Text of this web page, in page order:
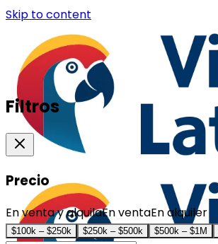
Skip to content
Filtros
Precio
En venta y alquilaEn ventaEn alquiler
$100k – $250k $250k – $500k $500k – $1M